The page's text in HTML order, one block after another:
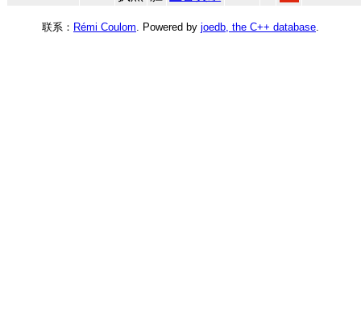
联系： Rémi Coulom . Powered by joedb, the C++ database